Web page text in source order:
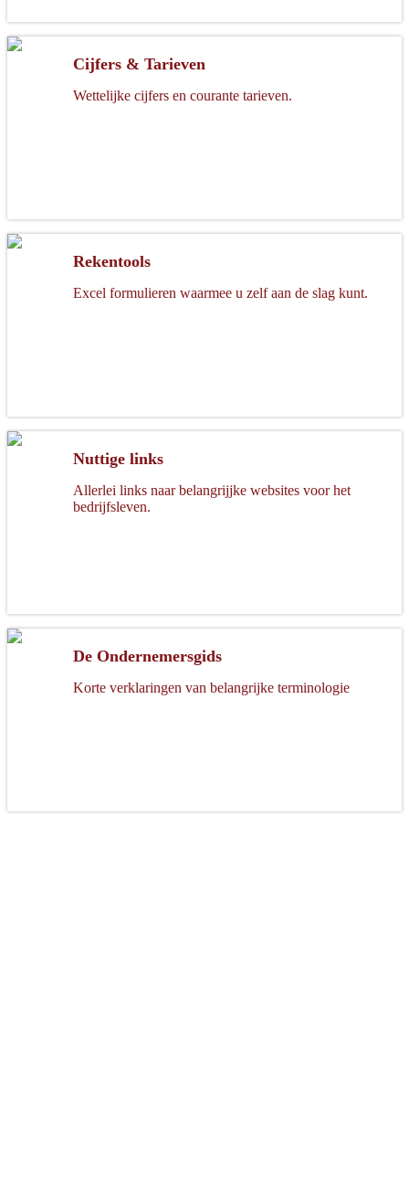
Cijfers & Tarieven
Wettelijke cijfers en courante tarieven.
Rekentools
Excel formulieren waarmee u zelf aan de slag kunt.
Nuttige links
Allerlei links naar belangrijjke websites voor het
bedrijfsleven.
De Ondernemersgids
Korte verklaringen van belangrijke terminologie